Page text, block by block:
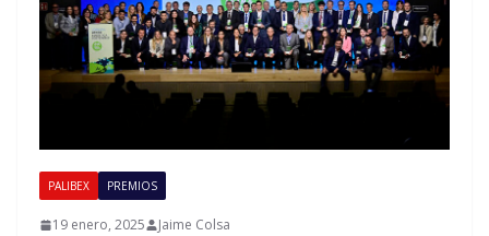
PALIBEX PREMIOS
19 enero, 2025 Jaime Colsa